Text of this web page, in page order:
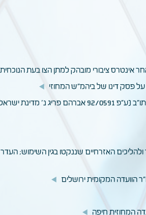
האזרחיים שננקטו בגין השימוש; העדר